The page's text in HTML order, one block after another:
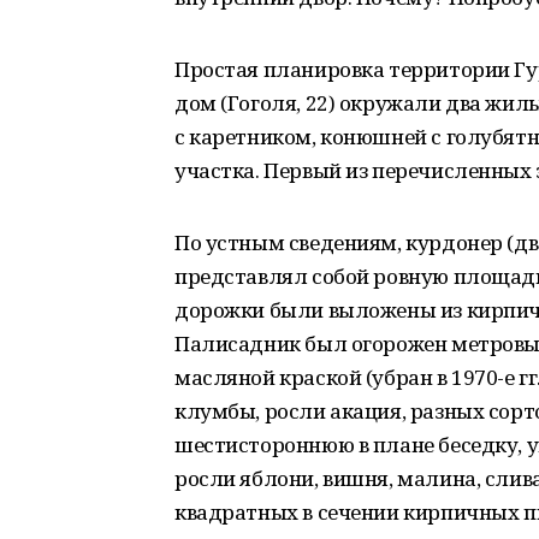
Простая планировка территории
дом (Гоголя, 22) окружали два
с каретником, конюшней с
участка. Первый из
По устным сведениям, курдонер
представлял собой ровную
дорожки были выложены из
Палисадник был огорожен
масляной краской (убран в 1970-е
клумбы, росли акация, разных
шестистороннюю в плане беседку,
росли яблони, вишня, малина,
квадратных в сечении кирпичных